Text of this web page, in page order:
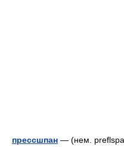
прессшпан — (нем.